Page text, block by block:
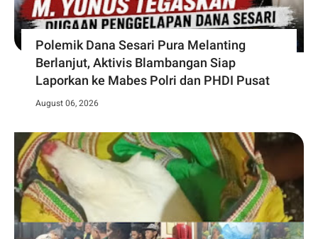
Polemik Dana Sesari Pura Melanting
Berlanjut, Aktivis Blambangan Siap
Laporkan ke Mabes Polri dan PHDI Pusat
August 06, 2026